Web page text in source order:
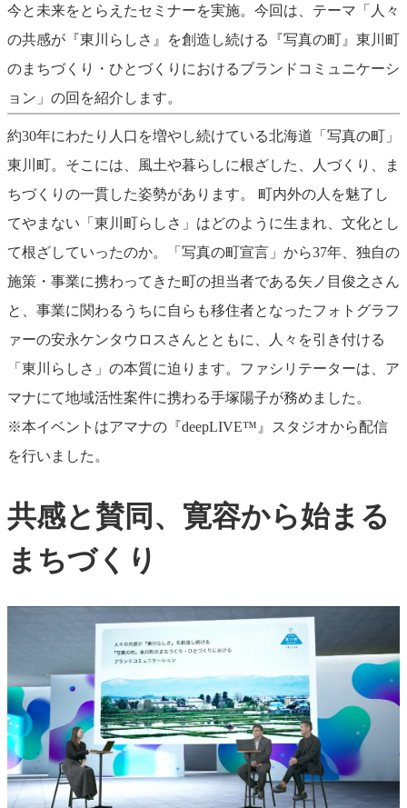
今と未来をとらえたセミナーを実施。今回は、テーマ「人々
の共感が『東川らしさ』を創造し続ける『写真の町』東川町
のまちづくり・ひとづくりにおけるブランドコミュニケーシ
ョン」の回を紹介します。
約30年にわたり人口を増やし続けている北海道「写真の町」
東川町。そこには、風土や暮らしに根ざした、人づくり、ま
ちづくりの一貫した姿勢があります。 町内外の人を魅了し
てやまない「東川町らしさ」はどのように生まれ、文化とし
て根ざしていったのか。「写真の町宣言」から37年、独自の
施策・事業に携わってきた町の担当者である矢ノ目俊之さん
と、事業に関わるうちに自らも移住者となったフォトグラフ
ァーの安永ケンタウロスさんとともに、人々を引き付ける
「東川らしさ」の本質に迫ります。ファシリテーターは、ア
マナにて地域活性案件に携わる手塚陽子が務めました。
※本イベントはアマナの『deepLIVE™️』スタジオから配信
を行いました。
共感と賛同、寛容から始まる
まちづくり